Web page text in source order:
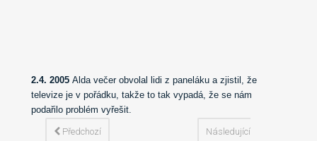
2.4. 2005 Alda večer obvolal lidi z paneláku a zjistil, že
televize je v pořádku, takže to tak vypadá, že se nám
podařilo problém vyřešit.
Předchozí Následující